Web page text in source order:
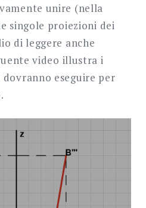
unire (nella
singole proiezioni dei
di leggere anche
video illustra i
dovranno eseguire per